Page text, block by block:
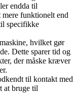
endda til
funktionelt end
specifikke
hvilket gør
Dette sparer tid og
der måske kræver
til kontakt med
at bruge til